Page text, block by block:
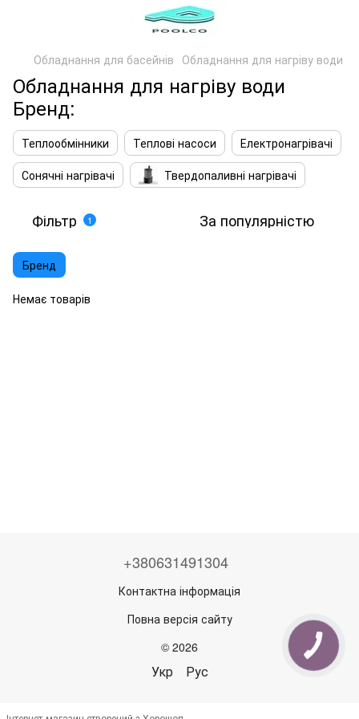
Обладнання для басейнів Обладнання для нагріву води
Обладнання для нагріву води
Бренд:
Теплообмінники Теплові насоси
Електронагрівачі
Сонячні нагрівачі
Твердопаливні нагрівачі
Фільтр 1 За популярністю
Бренд
Немає товарів
+380631491304
Контактна інформація
Повна версія сайту
© 2026
Укр Рус